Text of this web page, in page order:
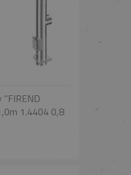
1.4404 0,8